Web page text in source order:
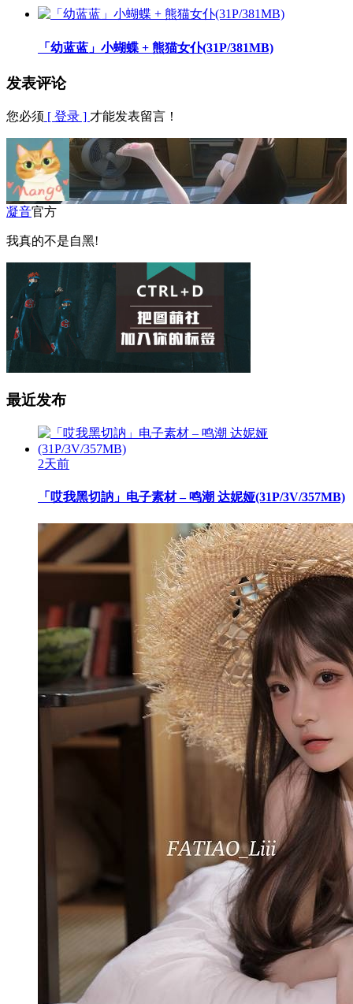
「幼蓝蓝」小蝴蝶 + 熊猫女仆(31P/381MB)
发表评论
您必须 [ 登录 ] 才能发表留言！
凝音官方
我真的不是自黑!
最近发布
2天前
「哎我黑切訥」电子素材 – 鸣潮 达妮娅(31P/3V/357MB)